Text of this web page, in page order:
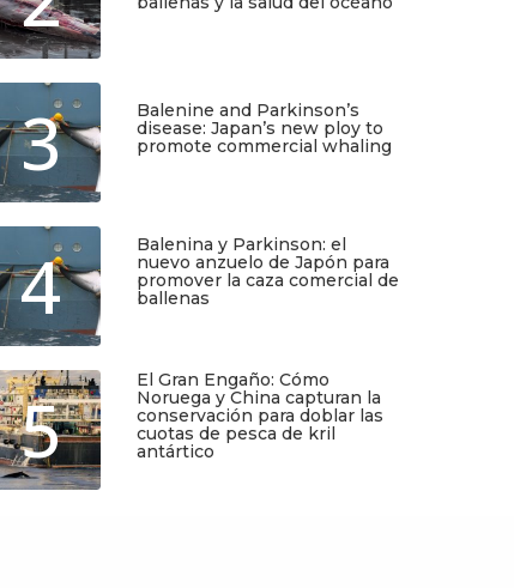
3
Balenine and Parkinson’s
disease: Japan’s new ploy to
promote commercial whaling
4
Balenina y Parkinson: el
nuevo anzuelo de Japón para
promover la caza comercial de
ballenas
5
El Gran Engaño: Cómo
Noruega y China capturan la
conservación para doblar las
cuotas de pesca de kril
antártico
SUSCRÍBETE
Regístrate y recibirás gratis en tu
correo nuestra Guía de Identificación
como nuestro boletín de novedades y
noticias cada mes.